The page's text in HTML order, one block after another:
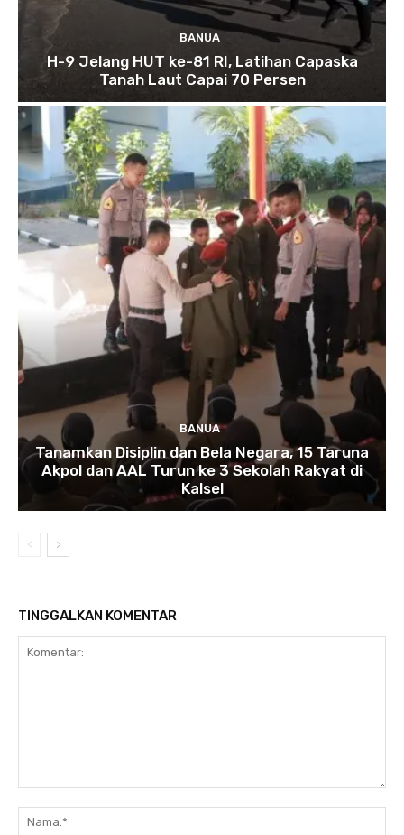
BANUA
H-9 Jelang HUT ke-81 RI, Latihan Capaska
Tanah Laut Capai 70 Persen
BANUA
Tanamkan Disiplin dan Bela Negara, 15 Taruna
Akpol dan AAL Turun ke 3 Sekolah Rakyat di
Kalsel
TINGGALKAN KOMENTAR